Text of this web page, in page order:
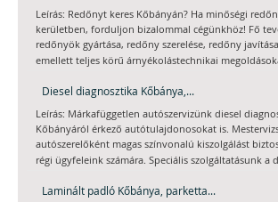
Leírás: Redőnyt keres Kőbányán? Ha minőségi
kerületben, forduljon bizalommal cégünkhöz! Fő
redőnyök gyártása, redőny szerelése, redőny
emellett teljes körű árnyékolástechnikai
Diesel diagnosztika Kőbánya,...
Leírás: Márkafüggetlen autószervizünk diesel
Kőbányáról érkező autótulajdonosokat is.
autószerelőként magas színvonalú kiszolgálást
régi ügyfeleink számára. Speciális szolgáltatásunk a d
Laminált padló Kőbánya, parketta...